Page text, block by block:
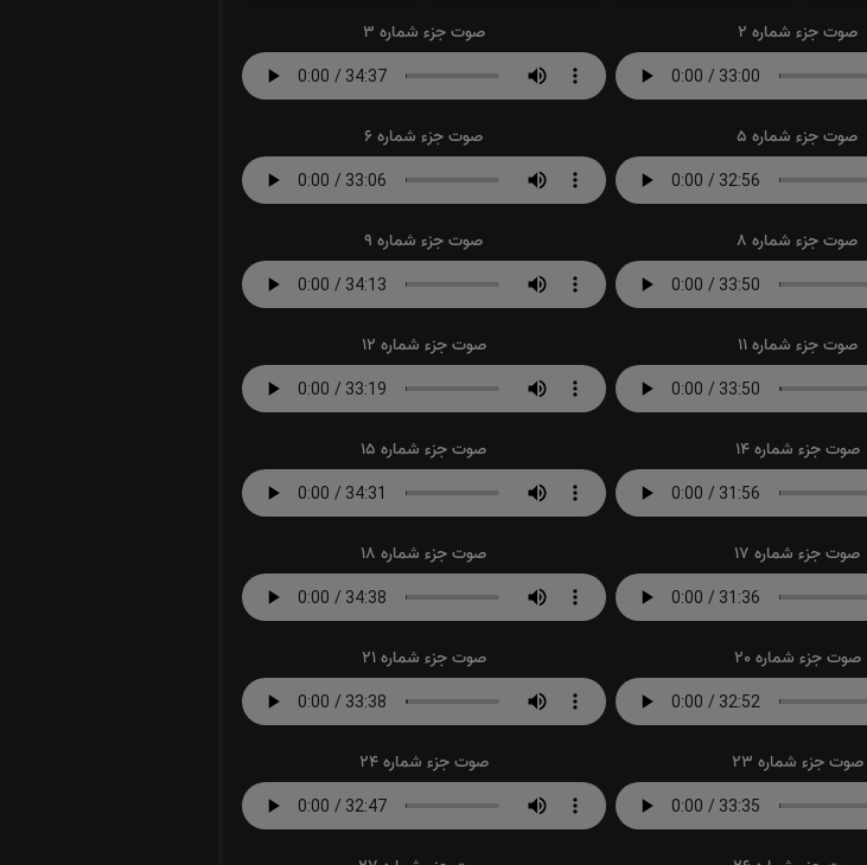
صوت جزء شماره 2 صوت جزء شماره 3
صوت جزء شماره 5 صوت جزء شماره 6
صوت جزء شماره 8 صوت جزء شماره 9
صوت جزء شماره 11 صوت جزء شماره 12
صوت جزء شماره 14 صوت جزء شماره 15
صوت جزء شماره 17 صوت جزء شماره 18
صوت جزء شماره 20 صوت جزء شماره 21
صوت جزء شماره 23 صوت جزء شماره 24